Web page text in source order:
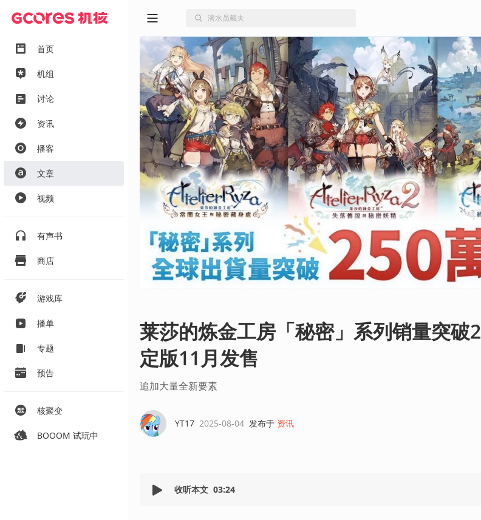
首页
机组
讨论
资讯
播客
文章
视频
有声书
商店
游戏库
播单
专题
预告
核聚变
BOOOM 试玩中
莱莎的炼金工房「秘密」系列销量突破
定版11月发售
追加大量全新要素
YT17 2025-08-04 发布于 资讯
收听本文 03:24